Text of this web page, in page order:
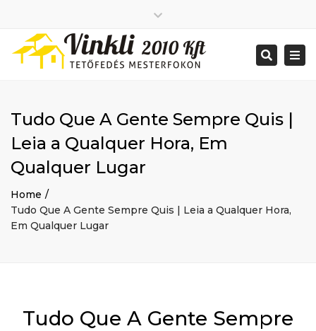
2026 január
2025 december
2025 augusztus
2025 július
2025 június
2020 december
Big buildings
Home
Bejelentkezés
top
bar
Search
Tudo Que A Gente Sempre Quis |
Leia a Qualquer Hora, Em
Qualquer Lugar
Home
Tudo Que A Gente Sempre Quis | Leia a Qualquer Hora,
Em Qualquer Lugar
Tudo Que A Gente Sempre